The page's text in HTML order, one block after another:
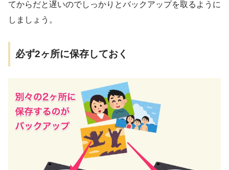
てからだと遅いのでしっかりとバックアップを取るように
しましょう。
必ず2ヶ所に保存しておく